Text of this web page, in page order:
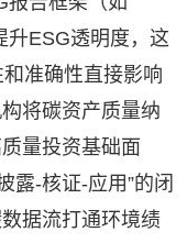
升ESG透明度，这
准确性直接影响
将碳资产质量纳
量投资基础面
露-核证-应用”的闭
据流打通环境绩